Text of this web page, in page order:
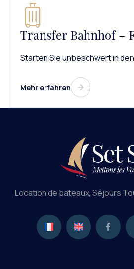
Transfer Bahnhof –
Starten Sie unbeschwert in
Mehr erfahren
Location de bateaux, Séjours